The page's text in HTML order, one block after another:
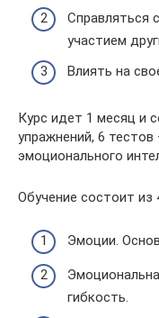
Справляться
участием
Влиять на
Курс идет 1 месяц и
упражнений, 6
эмоционального
Обучение состоит из
Эмоции.
гибкость.